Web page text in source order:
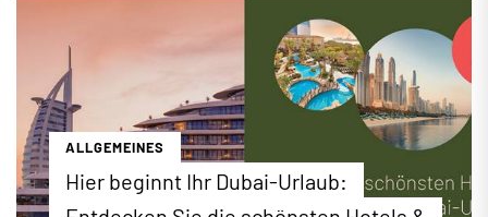
ALLGEMEINES
Hier beginnt Ihr Dubai-Urlaub: